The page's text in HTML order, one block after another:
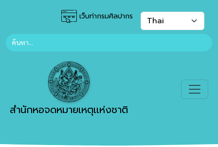
เว็บท่ากรมศิลปากร
สำนักหอจดหมายเหตุเเห่งชาติ